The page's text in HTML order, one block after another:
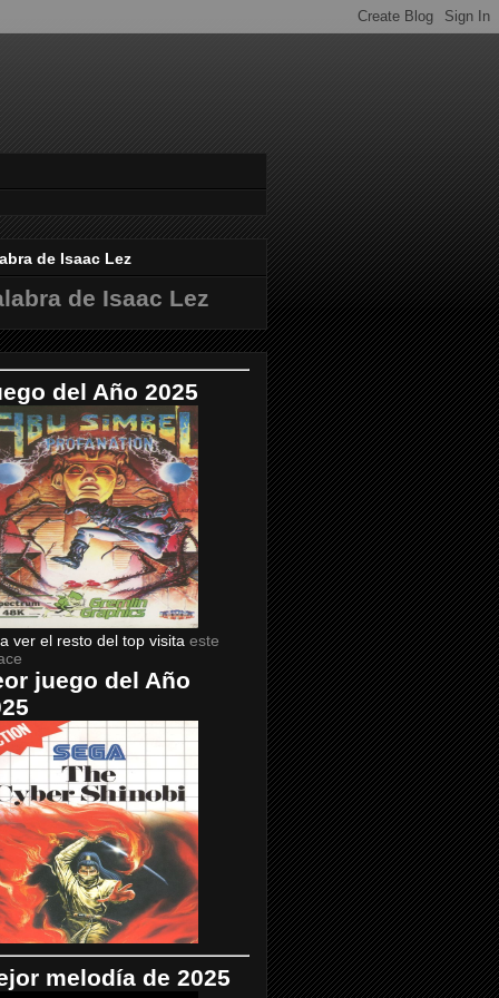
de Isaac Lez
de Isaac Lez
del Año 2025
ver el resto del top visita este
juego del Año
melodía de 2025